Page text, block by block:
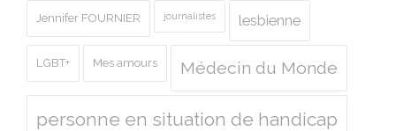
Jennifer FOURNIER journalistes lesbienne
LGBT+ Mes amours Médecin du Monde
personne en situation de handicap